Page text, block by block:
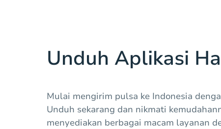
Unduh Aplikasi
Mulai mengirim pulsa ke Indonesia
Unduh sekarang dan nikmati
menyediakan berbagai macam layanan